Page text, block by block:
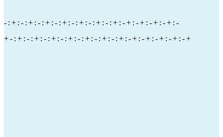
-:+:-:+:-:+:-:+:-:+:-:+:-:+:-+:-+:-+:-+:-
+-:+:-:+:-:+:-:+:-:+:-:+:-:+:-+:-+:-+:-+:-+